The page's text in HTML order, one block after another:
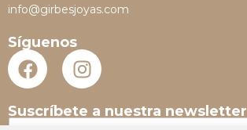
info@girbesjoyas.com
Síguenos
Suscríbete a nuestra newsletter
N